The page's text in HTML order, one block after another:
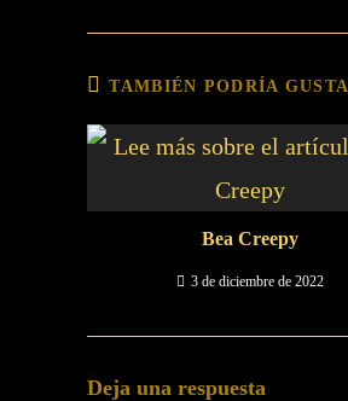
TAMBIÉN PODRÍA
Bea Creepy
3 de diciembre de 2022
Deja una respuesta